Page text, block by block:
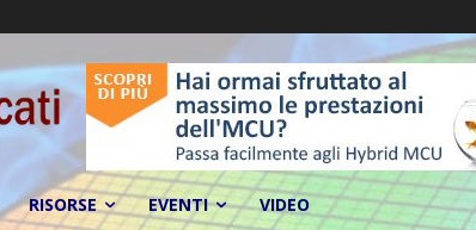
RISORSE EVENTI VIDEO